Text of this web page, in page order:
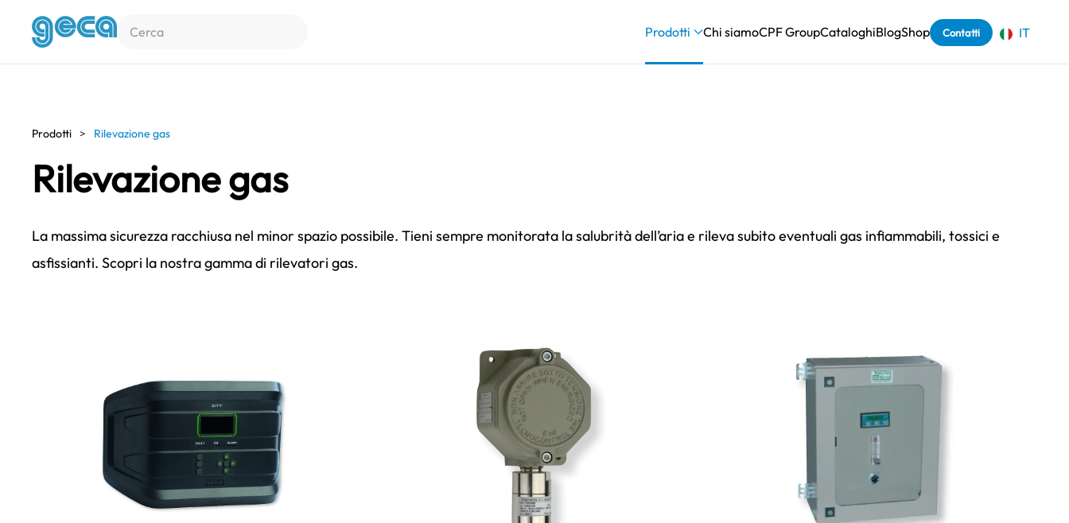
Skip to main content
Prodotti Chi siamoCPF GroupCataloghiBlogShop Contatti IT
Prodotti Rilevazione gas
Rilevazione gas
La massima sicurezza racchiusa nel minor spazio possibile. Tieni sempre monitorata la salubrità dell’aria e rileva subito eventuali gas infiammabili, tossici e
asfissianti. Scopri la nostra gamma di rilevatori gas.